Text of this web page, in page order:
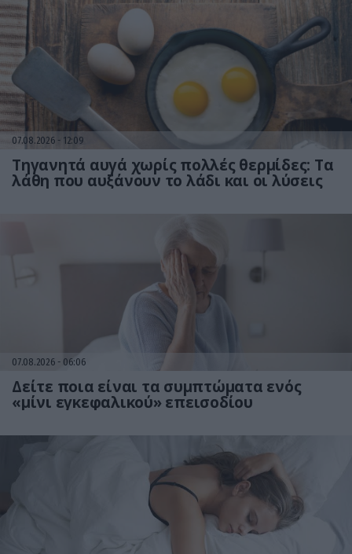
07.08.2026 12:09
Τηγανητά αυγά χωρίς πολλές θερμίδες: Τα
λάθη που αυξάνουν το λάδι και οι λύσεις
07.08.2026 06:06
Δείτε ποια είναι τα συμπτώματα ενός
«μίνι εγκεφαλικού» επεισοδίου